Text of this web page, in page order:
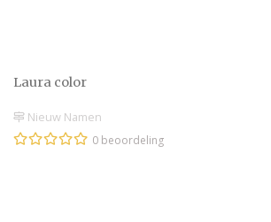
Laura color
Nieuw Namen
0 beoordeling